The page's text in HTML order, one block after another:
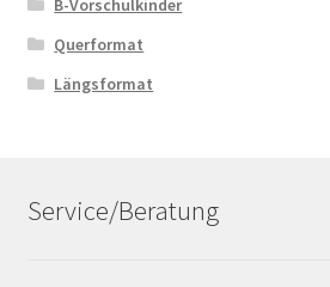
B-Vorschulkinder
Querformat
Längsformat
Service/Beratung